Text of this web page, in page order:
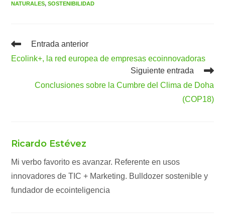
NATURALES, SOSTENIBILIDAD
Leer
artículos
Entrada anterior
Ecolink+, la red europea de empresas ecoinnovadoras
Siguiente entrada
Conclusiones sobre la Cumbre del Clima de Doha
(COP18)
Ricardo Estévez
Mi verbo favorito es avanzar. Referente en usos
innovadores de TIC + Marketing. Bulldozer sostenible y
fundador de ecointeligencia